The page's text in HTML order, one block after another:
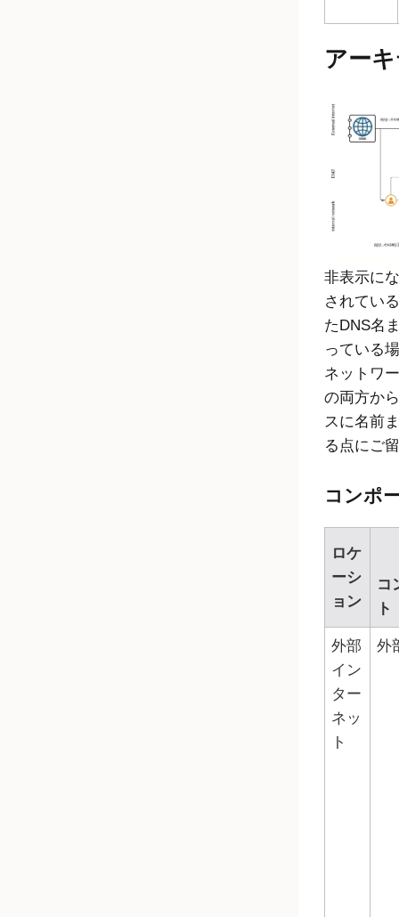
アー
非表示に
されてい
たDNS名
っている
ネットワ
の両方か
スに名前
る点にご
コンポ
ロケ
ーシ
ョン
コ
ト
外部
イン
ター
ネッ
ト
外